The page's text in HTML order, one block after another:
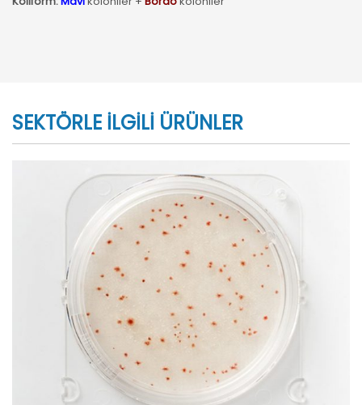
SEKTÖRLE İLGİLİ ÜRÜNLER